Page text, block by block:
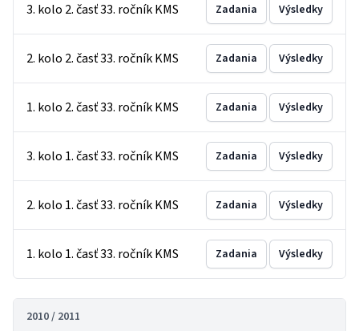
3. kolo 2. časť 33. ročník KMS Zadania Výsledky
2. kolo 2. časť 33. ročník KMS Zadania Výsledky
1. kolo 2. časť 33. ročník KMS Zadania Výsledky
3. kolo 1. časť 33. ročník KMS Zadania Výsledky
2. kolo 1. časť 33. ročník KMS Zadania Výsledky
1. kolo 1. časť 33. ročník KMS Zadania Výsledky
2010 / 2011